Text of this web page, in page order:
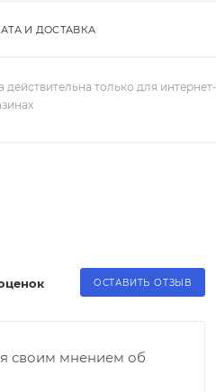
И ДОСТАВКА
действительна только для
ОСТАВИТЬ ОТЗЫВ
своим мнением об